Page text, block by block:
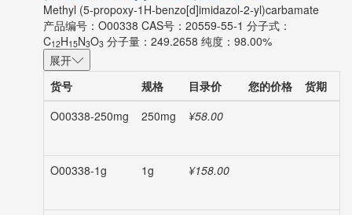
Methyl (5-propoxy-1H-benzo[d]imidazol-2-yl)carbamate
产品编号：O00338 CAS号：20559-55-1 分子式：
C12H15N3O3 分子量：249.2658 纯度：98.00%
展开
货号
规格 目录价 您的价格 货期
O00338-250mg
250mg ¥58.00
O00338-1g 1g ¥158.00